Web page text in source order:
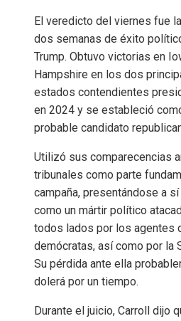
El veredicto del viernes fue
dos semanas de éxito
Trump. Obtuvo victorias en
Hampshire en los dos
estados contendientes
en 2024 y se estableció
probable candidato
Utilizó sus comparecencias
tribunales como parte
campaña, presentándose a
como un mártir político
todos lados por los agentes
demócratas, así como por la
Su pérdida ante ella
dolerá por un tiempo.
Durante el juicio, Carroll dijo